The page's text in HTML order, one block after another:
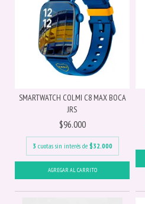
SMARTWATCH COLMI C8 MAX BOCA
JRS
$96.000
3 cuotas sin interés de $32.000